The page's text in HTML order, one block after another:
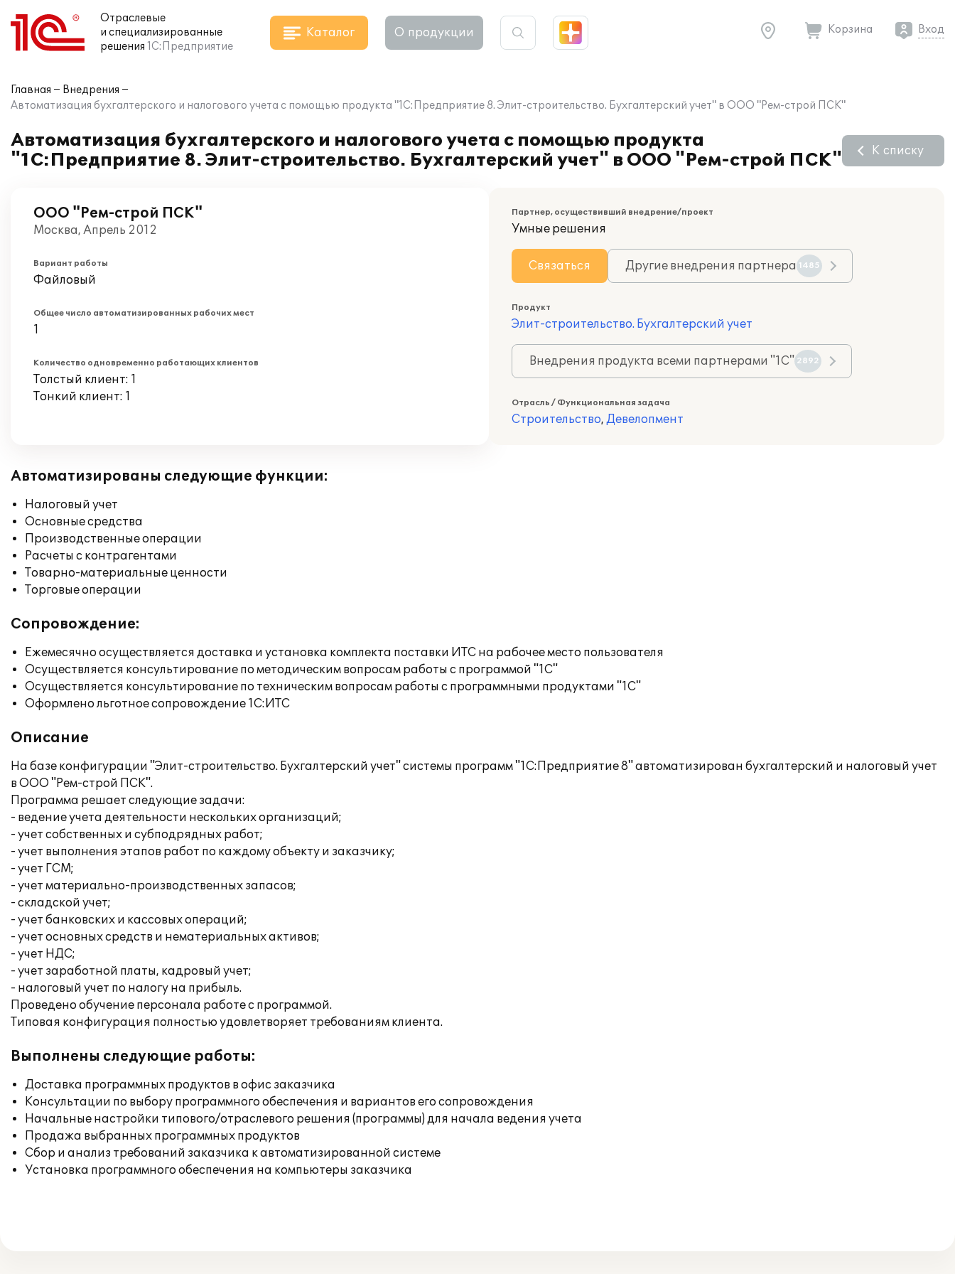
Отраслевые
и специализированные
решения 1С:Предприятие
Каталог О продукции Корзина Вход
Главная
Внедрения
Автоматизация бухгалтерского и налогового учета с помощью продукта "1C:Предприятие 8. Элит-строительство. Бухгалтерский учет" в ООО "Рем-строй ПСК"
Автоматизация бухгалтерского и налогового учета с помощью продукта
"1C:Предприятие 8. Элит-строительство. Бухгалтерский учет" в ООО "Рем-строй ПСК"
К списку
ООО "Рем-строй ПСК"
Москва, Апрель 2012
Вариант работы
Файловый
Общее число автоматизированных рабочих мест
1
Количество одновременно работающих клиентов
Толстый клиент: 1
Тонкий клиент: 1
Партнер, осуществивший внедрение/проект
Умные решения
Связаться Другие внедрения партнера 1485
Продукт
Элит-строительство. Бухгалтерский учет
Внедрения продукта всеми партнерами "1С" 2892
Отрасль / Функциональная задача
Строительство, Девелопмент
Автоматизированы следующие функции:
Налоговый учет
Основные средства
Производственные операции
Расчеты с контрагентами
Товарно-материальные ценности
Торговые операции
Сопровождение:
Ежемесячно осуществляется доставка и установка комплекта поставки ИТС на рабочее место пользователя
Осуществляется консультирование по методическим вопросам работы с программой "1С"
Осуществляется консультирование по техническим вопросам работы с программными продуктами "1С"
Оформлено льготное сопровождение 1С:ИТС
Описание
На базе конфигурации "Элит-строительство. Бухгалтерский учет" системы программ "1С:Предприятие 8" автоматизирован бухгалтерский и налоговый учет
в ООО "Рем-строй ПСК".
Программа решает следующие задачи:
- ведение учета деятельности нескольких организаций;
- учет собственных и субподрядных работ;
- учет выполнения этапов работ по каждому объекту и заказчику;
- учет ГСМ;
- учет материально-производственных запасов;
- складской учет;
- учет банковских и кассовых операций;
- учет основных средств и нематериальных активов;
- учет НДС;
- учет заработной платы, кадровый учет;
- налоговый учет по налогу на прибыль.
Проведено обучение персонала работе с программой.
Типовая конфигурация полностью удовлетворяет требованиям клиента.
Выполнены следующие работы:
Доставка программных продуктов в офис заказчика
Консультации по выбору программного обеспечения и вариантов его сопровождения
Начальные настройки типового/отраслевого решения (программы) для начала ведения учета
Продажа выбранных программных продуктов
Сбор и анализ требований заказчика к автоматизированной системе
Установка программного обеспечения на компьютеры заказчика